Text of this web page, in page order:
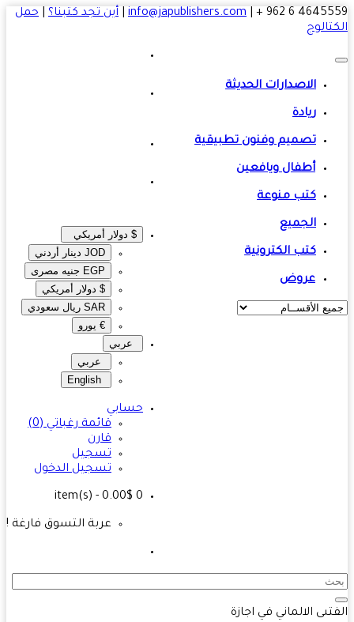
4645559 6
|
info@japublishers.com
|أين تجد كتبنا؟|حمل
$ دولار أمريكي
JOD دينار أردني
EGP جنيه مصرى‎
$ دولار أمريكي
SAR ريال سعودي
€ يورو
عربي
عربي
English
حسابي
قائمة رغباتي (0)
قارن
تسجيل
تسجيل الدخول
item(s)
- 0.00$
عربة التسوق فارغة !
الاصدارات الحديثة
ريادة
تصميم وفنون تطبيقية
أطفال ويافعين
كتب منوعة
الجميع
كتب الكترونية
عروض
الالماني في اجازة